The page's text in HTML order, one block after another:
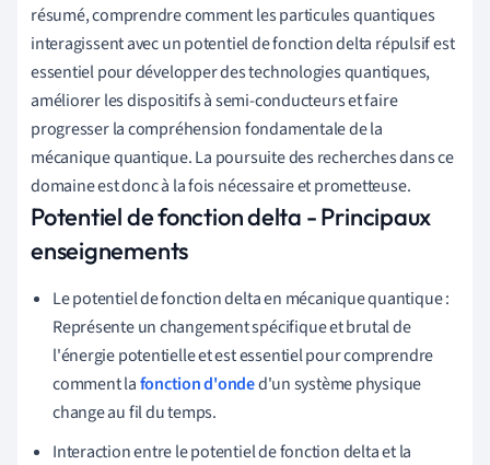
résumé, comprendre comment les particules quantiques
interagissent avec un potentiel de fonction delta répulsif est
essentiel pour développer des technologies quantiques,
améliorer les dispositifs à semi-conducteurs et faire
progresser la compréhension fondamentale de la
mécanique quantique. La poursuite des recherches dans ce
domaine est donc à la fois nécessaire et prometteuse.
Potentiel de fonction delta - Principaux
enseignements
Le potentiel de fonction delta en mécanique quantique :
Représente un changement spécifique et brutal de
l'énergie potentielle et est essentiel pour comprendre
comment lafonction d'onded'un système physique
change au fil du temps.
Interaction entre le potentiel de fonction delta et la